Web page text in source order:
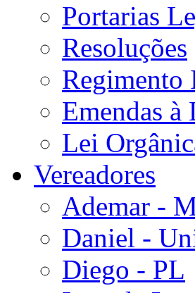
Portarias
Resoluções
Regimento
Emendas
Lei
Vereadores
Ademar -
Daniel -
Diego - PL